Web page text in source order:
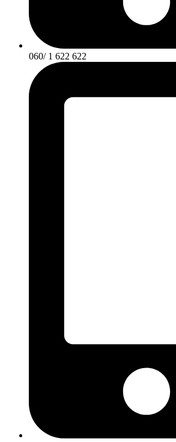
060/ 1 622 622